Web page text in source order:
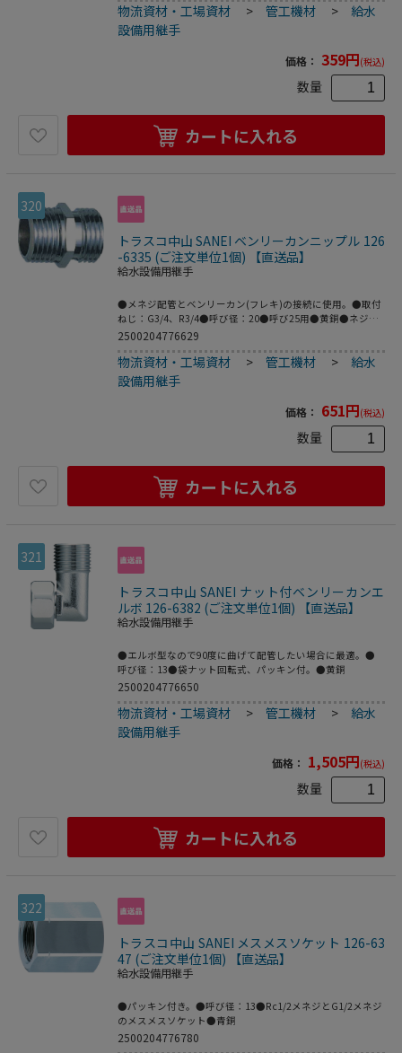
物流資材・工場資材 >管工機材 > 給水
設備用継手
価格： 359円(税込)
数量
カートに入れる
320
トラスコ中山 SANEI ベンリーカンニップル 126
-6335 (ご注文単位1個) 【直送品】
給水設備用継手
●メネジ配管とベンリーカン(フレキ)の接続に使用。●取付
ねじ：G3/4、R3/4●呼び径：20●呼び25用●黄銅●ネジサ
イズをご確認下さい。
2500204776629
物流資材・工場資材 >管工機材 > 給水
設備用継手
価格： 651円(税込)
数量
カートに入れる
321
トラスコ中山 SANEI ナット付ベンリーカンエ
ルボ 126-6382 (ご注文単位1個) 【直送品】
給水設備用継手
●エルボ型なので90度に曲げて配管したい場合に最適。●
呼び径：13●袋ナット回転式、パッキン付。●黄銅
2500204776650
物流資材・工場資材 >管工機材 > 給水
設備用継手
価格： 1,505円(税込)
数量
カートに入れる
322
トラスコ中山 SANEI メスメスソケット 126-63
47 (ご注文単位1個) 【直送品】
給水設備用継手
●パッキン付き。●呼び径：13●Rc1/2メネジとG1/2メネジ
のメスメスソケット●青銅
2500204776780